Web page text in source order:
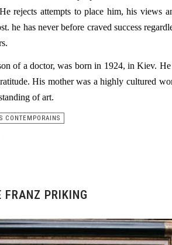
rejects attempts to place him, his views
he has never before craved success
of a doctor, was born in 1924, in Kiev.
His mother was a highly cultured
of art.
CONTEMPORAINS
FRANZ PRIKING